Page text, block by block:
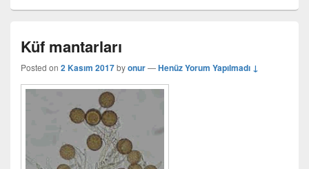
Küf mantarları
Posted on 2 Kasım 2017byonur—Henüz Yorum Yapılmadı ↓